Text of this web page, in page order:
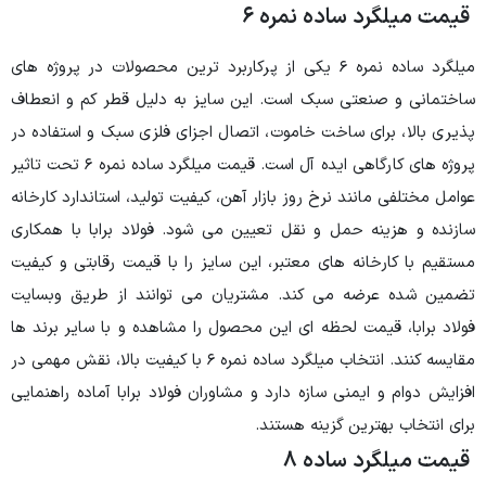
۶
ساده نمره ۶ یکی از پرکاربرد ترین محصولات در پروژه های
است. این سایز به دلیل قطر کم و انعطاف
اتصال اجزای فلزی سبک و استفاده در
پروژه های کارگاهی ایده آل است. قیمت میلگرد ساده نمره ۶ تحت تاثیر
بازار آهن، کیفیت تولید، استاندارد کارخانه
تعیین می شود. فولاد برابا با همکاری
این سایز را با قیمت رقابتی و کیفیت
مشتریان می توانند از طریق وبسایت
ای این محصول را مشاهده و با سایر برند ها
مقایسه کنند. انتخاب میلگرد ساده نمره ۶ با کیفیت بالا، نقش مهمی در
دارد و مشاوران فولاد برابا آماده راهنمایی
هستند.
۸